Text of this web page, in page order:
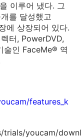
이루어 냈다. 그
를 달성했고
에 상장되어 있다.
터, PowerDVD,
술인 FaceMe® 역
features_k
youcam/